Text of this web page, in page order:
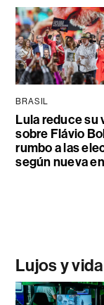
BRASIL
Lula reduce su
sobre Flávio
rumbo a las
según nueva
Lujos y